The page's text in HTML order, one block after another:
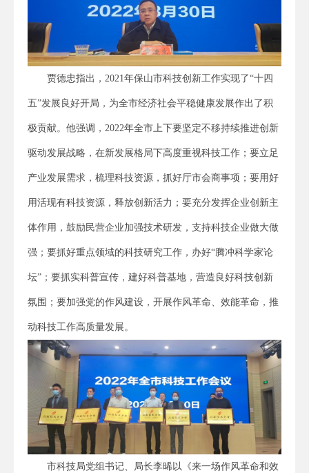
贾德忠指出，2021年保山市科技创新工作实现了“十四
五”发展良好开局，为全市经济社会平稳健康发展作出了积
极贡献。他强调，2022年全市上下要坚定不移持续推进创新
驱动发展战略，在新发展格局下高度重视科技工作；要立足
产业发展需求，梳理科技资源，抓好厅市会商事项；要用好
用活现有科技资源，释放创新活力；要充分发挥企业创新主
体作用，鼓励民营企业加强技术研发，支持科技企业做大做
强；要抓好重点领域的科技研究工作，办好“腾冲科学家论
坛”；要抓实科普宣传，建好科普基地，营造良好科技创新
氛围；要加强党的作风建设，开展作风革命、效能革命，推
动科技工作高质量发展。
市科技局党组书记、局长李晞以《来一场作风革命和效